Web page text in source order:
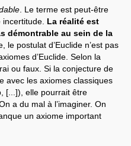
. Le terme est peut-être
incertitude. La réalité est
démontrable au sein de la
le postulat d’Euclide n’est pas
d’Euclide. Selon la
ou faux. Si la conjecture de
avec les axiomes classiques
[...]), elle pourrait être
a du mal à l’imaginer. On
un axiome important